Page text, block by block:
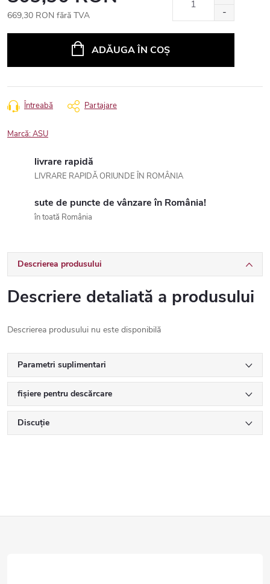
669,30 RON fără TVA
ADĂUGA ÎN COŞ
Întreabă Partajare
Marcă:ASU
livrare rapidă
LIVRARE RAPIDĂ ORIUNDE ÎN ROMÂNIA
sute de puncte de vânzare în România!
în toată România
Descrierea produsului
Descriere detaliată a produsului
Descrierea produsului nu este disponibilă
Parametri suplimentari
fișiere pentru descărcare
Discuţie